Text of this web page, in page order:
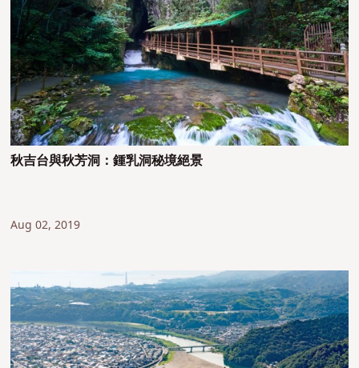
秋吉台與秋芳洞：鍾乳洞秘境絕景
Aug 02, 2019